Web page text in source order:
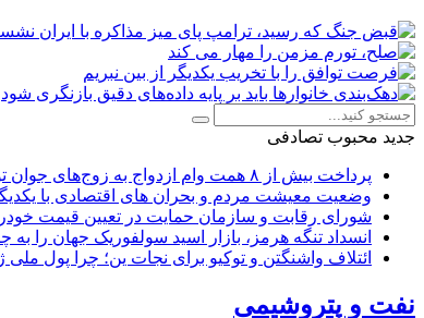
جدید محبوب تصادفی
پرداخت بیش از ۸ همت وام ازدواج به زوج‌های جوان توسط بانک ملی ایران
وضعیت معیشت مردم و بحران های اقتصادی با یکدیگر
شورای رقابت و سازمان حمایت در تعیین قیمت
انسداد تنگه هرمز، بازار اسید سولفوریک جهان را
ائتلاف واشنگتن و توکیو برای نجات ین؛ چرا پول
نفت و پتروشیمی